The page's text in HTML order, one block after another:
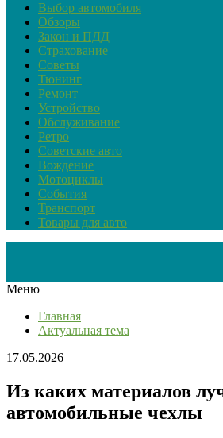
Выбор автомобиля
Обзоры
Закон и ПДД
Страхование
Советы
Тюнинг
Ремонт
Устройство
Обслуживание
Ретро
Советские авто
Вождение
Мотоциклы
События
Транспорт
Товары для авто
Меню
Главная
Актуальная тема
17.05.2026
Из каких материалов
автомобильные чехлы